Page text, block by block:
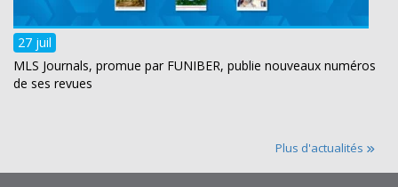
27 juil
MLS Journals, promue par FUNIBER, publie nouveaux numéros
de ses revues
Plus d'actualités